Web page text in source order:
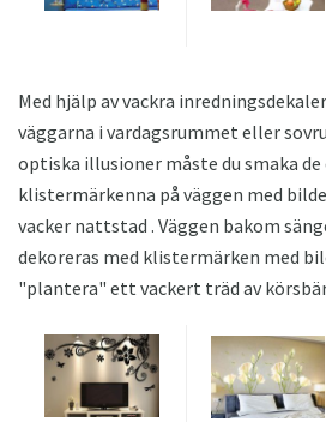
Med hjälp av vackra
väggarna i vardagsrummet eller
optiska illusioner måste du smaka
klistermärkenna på väggen med
vacker nattstad . Väggen bakom
dekoreras med klistermärken med
"plantera" ett vackert träd av